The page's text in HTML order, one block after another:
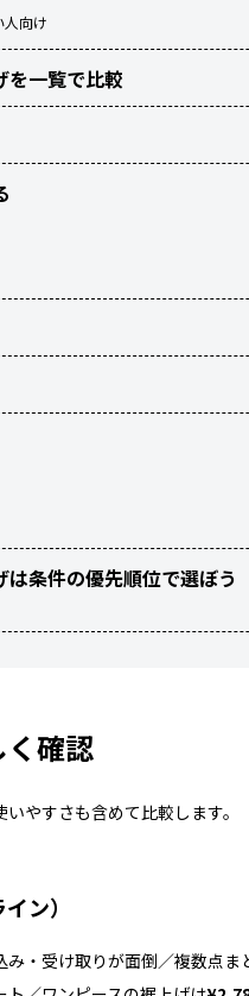
向け
を一覧で比較
条件の優先順位で選ぼう
確認
やすさも含めて比較します。
ン）
み・受け取りが面倒／複数点ま